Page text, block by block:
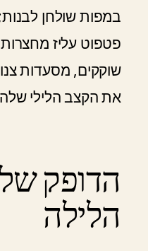
במפות שולחן
פטפוט עליז
שוקקים, מסעדות
את הקצב הלילי
הדופק
הלילה